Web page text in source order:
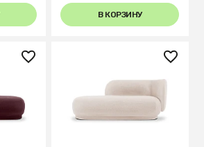
В КОРЗИНУ